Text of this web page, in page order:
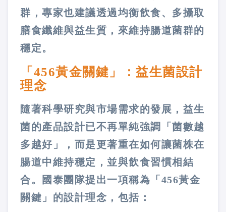
群，專家也建議透過均衡飲食、多攝取
膳食纖維與益生質，來維持腸道菌群的
穩定。
「456黃金關鍵」：益生菌設計
理念
隨著科學研究與市場需求的發展，益生
菌的產品設計已不再單純強調「菌數越
多越好」，而是更著重在如何讓菌株在
腸道中維持穩定，並與飲食習慣相結
合。國泰團隊提出一項稱為「456黃金
關鍵」的設計理念，包括：